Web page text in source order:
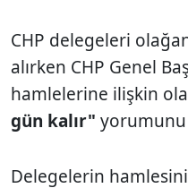
CHP delegeleri
alırken CHP Genel
hamlelerine ilişkin
gün kalır" yorumunu
Delegelerin